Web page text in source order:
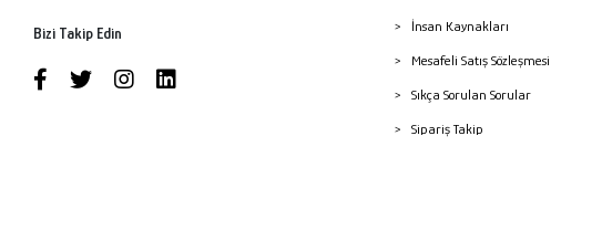
Bizi Takip Edin İnsan Kaynakları
Mesafeli Satış Sözleşmesi
Sıkça Sorulan Sorular
Sipariş Takip